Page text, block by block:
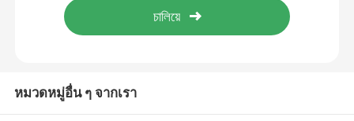
รถจีลี่
หมวดหมู่อื่น ๆ จากเรา